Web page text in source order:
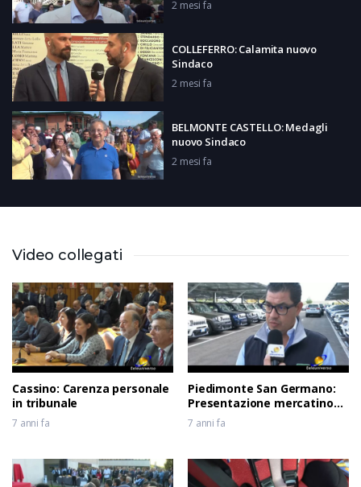
2 mesi fa
COLLEFERRO: Calamita nuovo
Sindaco
2 mesi fa
BELMONTE CASTELLO: Medagli
nuovo Sindaco
2 mesi fa
FONTANA LIRI: Battista nuovo
Sindaco
2 mesi fa
Video collegati
Cassino: Carenza personale
in tribunale
7 anni fa
Piedimonte San Germano:
Presentazione mercatino
usato
7 anni fa